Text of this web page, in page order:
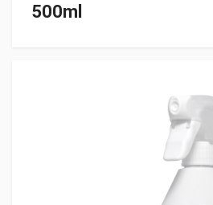
500ml